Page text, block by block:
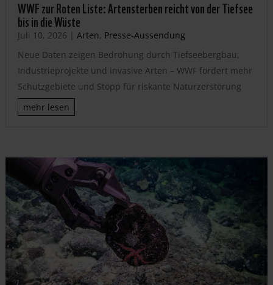
WWF zur Roten Liste: Artensterben reicht von der Tiefsee
bis in die Wüste
Juli 10, 2026 | Arten, Presse-Aussendung
Neue Daten zeigen Bedrohung durch Tiefseebergbau,
Industrieprojekte und invasive Arten – WWF fordert mehr
Schutzgebiete und Stopp für riskante Naturzerstörung
mehr lesen